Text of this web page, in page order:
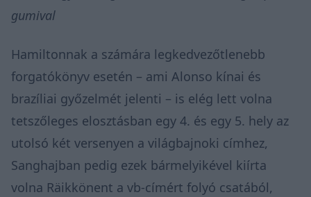
gumival
Hamiltonnak a számára legkedvezőtlenebb
forgatókönyv esetén – ami Alonso kínai és
brazíliai győzelmét jelenti – is elég lett volna
tetszőleges elosztásban egy 4. és egy 5. hely az
utolsó két versenyen a világbajnoki címhez,
Sanghajban pedig ezek bármelyikével kiírta
volna Räikkönent a vb-címért folyó csatából,